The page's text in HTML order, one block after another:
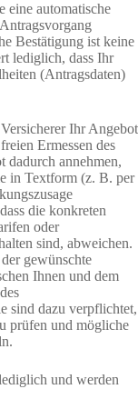
eine automatische
Bestätigung ist keine
lediglich, dass Ihr
(Antragsdaten)
Ihr Angebot
Ermessen des
dadurch annehmen,
in Textform (z. B. per
die konkreten
oder
sind, abweichen.
gewünschte
Ihnen und dem
sind dazu verpflichtet,
prüfen und mögliche
und werden